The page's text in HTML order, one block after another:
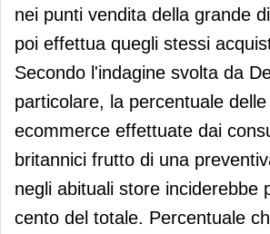
nei punti vendita della grande
poi effettua quegli stessi
Secondo l'indagine svolta da
particolare, la percentuale
ecommerce effettuate dai
britannici frutto di una
negli abituali store inciderebbe
cento del totale. Percentuale